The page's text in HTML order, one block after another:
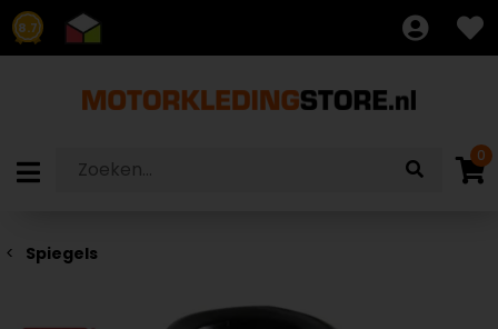
8.7
0
Spiegels